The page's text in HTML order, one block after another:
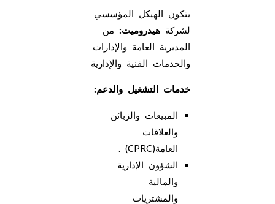
يتكون الهيكل المؤسسي
لشركةهيدروميت: من
المديرية العامة والإدارات
والخدمات الفنية والإدارية
خدمات التشغيل والدعم :
المبيعات والزبائن
والعلاقات
العامة(CPRC) .
الشؤون الإدارية
والمالية
والمشتريات